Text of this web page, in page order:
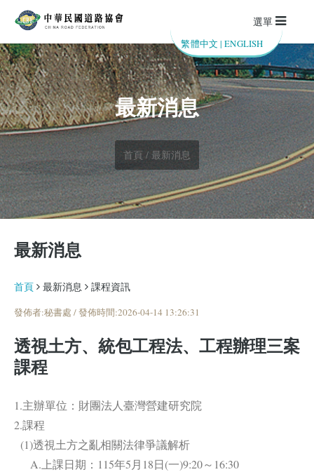
繁體中文 |ENGLISH
選單
最新消息
首頁 / 最新消息
最新消息
首頁 最新消息 課程資訊
發佈者:秘書處 / 發佈時間:2026-04-14 13:26:31
透視土方、統包工程法、工程辦理三案
課程
1.主辦單位：財團法人臺灣營建研究院
2.課程
(1)透視土方之亂相關法律爭議解析
A.上課日期：115年5月18日(一)9:20～16:30